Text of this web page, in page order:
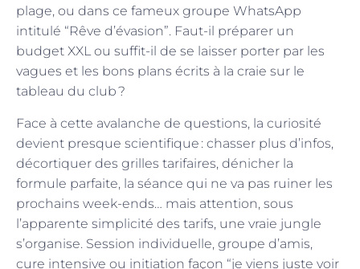
plage, ou dans ce fameux groupe WhatsApp
intitulé “Rêve d’évasion”. Faut-il préparer un
budget XXL ou suffit-il de se laisser porter par les
vagues et les bons plans écrits à la craie sur le
tableau du club ?
Face à cette avalanche de questions, la curiosité
devient presque scientifique : chasser plus d’infos,
décortiquer des grilles tarifaires, dénicher la
formule parfaite, la séance qui ne va pas ruiner les
prochains week-ends… mais attention, sous
l’apparente simplicité des tarifs, une vraie jungle
s’organise. Session individuelle, groupe d’amis,
cure intensive ou initiation façon “je viens juste voir